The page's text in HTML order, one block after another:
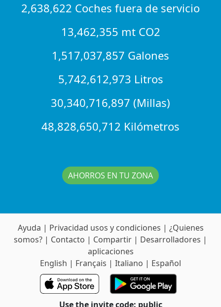
2,638,622 Coches fuera de servicio
13,462,355 mt CO2
1,517,037,857 Galones
5,742,612,973 Litros
30,340,716,897 (Millas)
48,828,650,712 Kilómetros
AHORROS EN TU ZONA
Ayuda | Privacidad usos y condiciones | ¿Quienes
somos? | Contacto | Compartir | Desarrolladores |
aplicaciones
English | Français | Italiano | Español
Use the invite code: public